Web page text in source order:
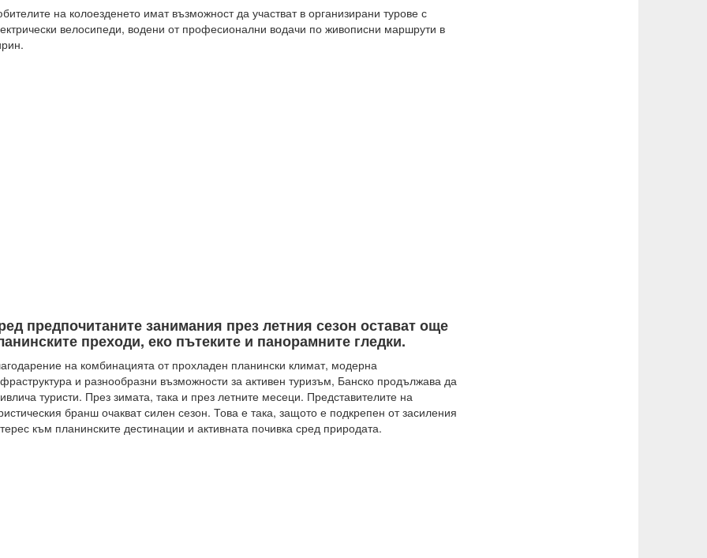
на колоезденето имат възможност да участват в организирани турове с
велосипеди, водени от професионални водачи по живописни маршрути в
предпочитаните занимания през летния сезон остават още
преходи, еко пътеките и панорамните гледки.
на комбинацията от прохладен планински климат, модерна
и разнообразни възможности за активен туризъм, Банско продължава да
туристи. През зимата, така и през летните месеци. Представителите на
бранш очакват силен сезон. Това е така, защото е подкрепен от засиления
към планинските дестинации и активната почивка сред природата.